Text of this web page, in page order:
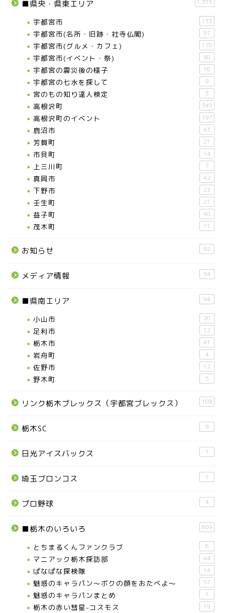
■県央・県東エリア 1,315
宇都宮市 133
宇都宮市(名所・旧跡・社寺仏閣) 97
宇都宮市(グルメ・カフェ) 178
宇都宮市(イベント・祭) 98
宇都宮の震災後の様子 16
宇都宮の七水を探して 9
宮のもの知り達人検定 3
高根沢町 349
高根沢町のイベント 197
鹿沼市 43
芳賀町 21
市貝町 14
上三川町 7
真岡市 42
下野市 23
壬生町 27
益子町 48
茂木町 11
お知らせ 92
メディア情報 34
■県南エリア 94
小山市 20
足利市 12
栃木市 41
岩舟町 4
佐野市 12
野木町 5
リンク栃木ブレックス（宇都宮ブレックス） 109
栃木SC 9
日光アイスバックス 1
埼玉ブロンコス 1
プロ野球 4
■栃木のいろいろ 609
とちまるくんファンクラブ 6
マニアック栃木探訪部 44
ぱなぱな探検隊 14
魅惑のキャラパン～ボクの顔をおたべよ～ 57
魅惑のキャラパンまとめ 1
栃木の赤い彗星-コスモス 19